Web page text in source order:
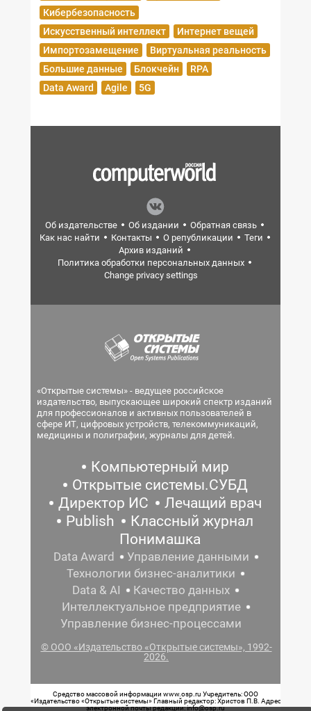
Кибербезопасность
Искусственный интеллект
Интернет вещей
Импортозамещение
Виртуальная реальность
Большие данные
Блокчейн
RPA
Data Award
Agile 5G
Об издательстве Об издании
Обратная связь
Как нас найти
Контакты О републикации
Теги
Архив изданий
Политика обработки персональных данных
Change privacy settings
«Открытые системы» - ведущее российское
издательство, выпускающее широкий спектр изданий
для профессионалов и активных пользователей в
сфере ИТ, цифровых устройств, телекоммуникаций,
медицины и полиграфии, журналы для детей.
Компьютерный мир
Открытые системы.СУБД
Директор ИС
Лечащий врач
Publish
Классный журнал
Понимашка
Data Award
Управление данными
Технологии бизнес-аналитики
Data & AI
Качество данных
Интеллектуальное предприятие
Управление бизнес-процессами
© ООО «Издательство «Открытые системы», 1992-
2026.
Средство массовой информации www.osp.ru Учредитель: ООО
«Издательство «Открытые системы» Главный редактор: Христов П.В. Адрес
электронной почты редакции: info@osp.ru